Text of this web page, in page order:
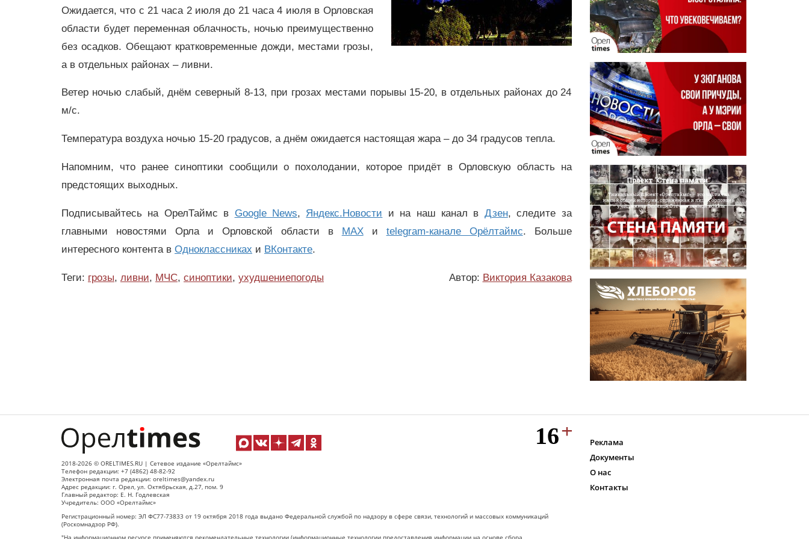
Ожидается, что с 21 часа 2 июля до 21 часа 4 июля в Орловская
области будет переменная облачность, ночью преимущественно
без осадков. Обещают кратковременные дожди, местами грозы,
а в отдельных районах – ливни.
Ветер ночью слабый, днём северный 8-13, при грозах местами порывы 15-20, в отдельных районах до 24
м/с.
Температура воздуха ночью 15-20 градусов, а днём ожидается настоящая жара – до 34 градусов тепла.
Напомним, что ранее синоптики сообщили о похолодании, которое придёт в Орловскую область на
предстоящих выходных.
Подписывайтесь на ОрелТаймс в Google News, Яндекс.Новости и на наш канал в Дзен, следите за
главными новостями Орла и Орловской области в MAXи telegram-канале Орёлтаймс. Больше
интересного контента в Одноклассниках и ВКонтакте.
Теги: грозы, ливни, МЧС, синоптики, ухудшениепогоды Автор: Виктория Казакова
2018-2026 © ORELTIMES.RU | Сетевое издание «Орелтаймс»
Телефон редакции: +7 (4862) 48-82-92
Электронная почта редакции: oreltimes@yandex.ru
Адрес редакции: г. Орел, ул. Октябрьская, д.27, пом. 9
Главный редактор: Е. Н. Годлевская
Учредитель: ООО «Орелтаймс»
Регистрационный номер: ЭЛ ФС77-73833 от 19 октября 2018 года выдано Федеральной службой по надзору в сфере связи, технологий и массовых коммуникаций
(Роскомнадзор РФ).
Реклама
Документы
О нас
Контакты